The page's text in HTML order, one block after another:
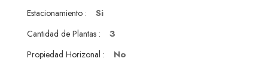
Estacionamiento : Si
Cantidad de Plantas : 3
Propiedad Horizonal : No